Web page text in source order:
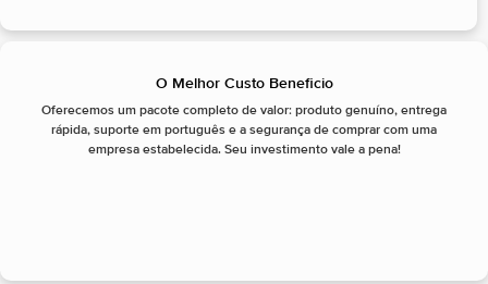
O Melhor Custo Beneficio
Oferecemos um pacote completo de valor: produto genuíno, entrega
rápida, suporte em português e a segurança de comprar com uma
empresa estabelecida. Seu investimento vale a pena!